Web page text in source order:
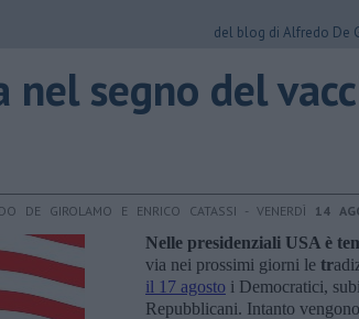
del blog di Alfredo De
nel segno del
DE GIROLAMO E ENRICO CATASSI - VENERDÌ 14
Nelle presidenziali USA è
via nei prossimi giorni le tr
il 17 agosto i Democratici,
Repubblicani. Intanto